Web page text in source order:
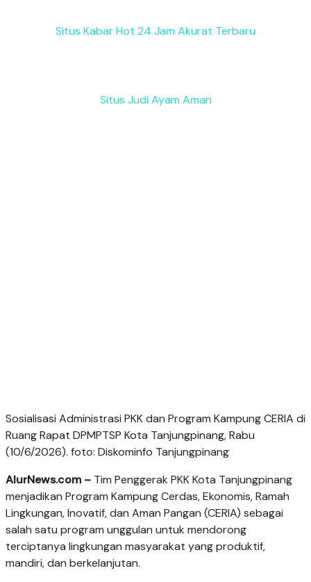
Situs Kabar Hot 24 Jam Akurat Terbaru
Situs Judi Ayam Aman
Sosialisasi Administrasi PKK dan Program Kampung CERIA di
Ruang Rapat DPMPTSP Kota Tanjungpinang, Rabu
(10/6/2026). foto: Diskominfo Tanjungpinang
AlurNews.com – Tim Penggerak PKK Kota Tanjungpinang
menjadikan Program Kampung Cerdas, Ekonomis, Ramah
Lingkungan, Inovatif, dan Aman Pangan (CERIA) sebagai
salah satu program unggulan untuk mendorong
terciptanya lingkungan masyarakat yang produktif,
mandiri, dan berkelanjutan.